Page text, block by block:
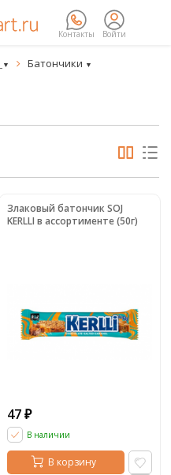
Контакты Войти
▼  Батончики ▼
Злаковый батончик SOJ
KERLLI в ассортименте (50г)
47 ₽
В наличии
В корзину